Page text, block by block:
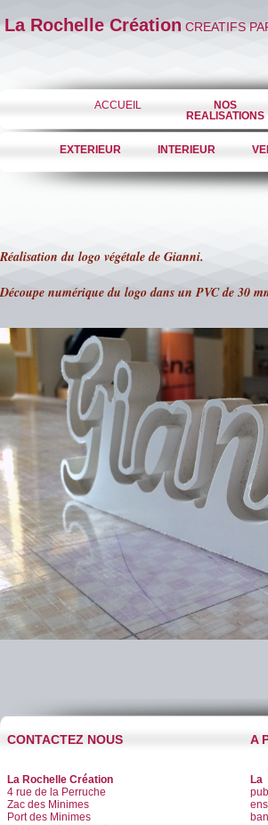
La Rochelle Création CREATIFS
ACCUEIL
NOS
REALISATIONS
EXTERIEUR INTERIEUR
Réalisation du logo végétale de Gianni.
Découpe numérique du logo dans un PVC de 30
CONTACTEZ NOUS
La Rochelle Création
4 rue de la Perruche
Zac des Minimes
Port des Minimes
A
La